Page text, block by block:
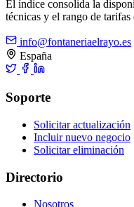
El índice consolida la
técnicas y el rango de
info@fontaneriaelrayo.es
España
Soporte
Solicitar actualización
Incluir nuevo negocio
Solicitar eliminación
Directorio
Nosotros